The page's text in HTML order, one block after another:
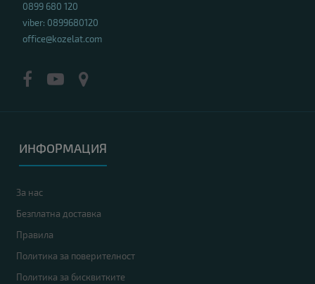
0899 680 120
viber: 0899680120
office@kozelat.com
ИНФОРМАЦИЯ
За нас
Безплатна доставка
Правила
Политика за поверителност
Политика за бисквитките